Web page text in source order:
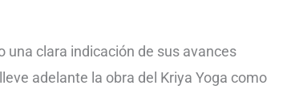
una clara indicación de sus avances
adelante la obra del Kriya Yoga como